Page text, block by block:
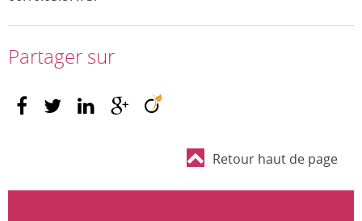
Partager sur
Retour haut de page